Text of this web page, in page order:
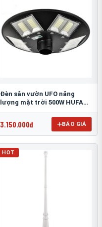
Đèn sân vườn UFO năng
lượng mặt trời 500W HUFA
3.150.000đ BÁO GIÁ
HOT